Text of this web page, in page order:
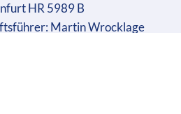
HR 5989 B
Martin Wrocklage